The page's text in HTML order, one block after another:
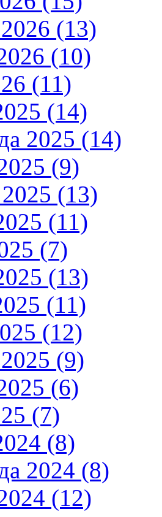
(13)
(10)
(11)
(14)
2025 (14)
(9)
(13)
(11)
(7)
(13)
(11)
(12)
(9)
(6)
(7)
(8)
2024 (8)
(12)